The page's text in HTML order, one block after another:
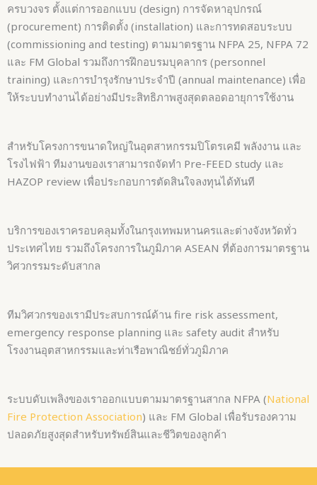
ครบวงจร ตั้งแต่การออกแบบ (design) การจัดหาอุปกรณ์
(procurement) การติดตั้ง (installation) และการทดสอบระบบ
(commissioning and testing) ตามมาตรฐาน NFPA 25, NFPA 72
และ FM Global รวมถึงการฝึกอบรมบุคลากร (personnel
training) และการบำรุงรักษาประจำปี (annual maintenance) เพื่อ
ให้ระบบทำงานได้อย่างมีประสิทธิภาพสูงสุดตลอดอายุการใช้งาน
สำหรับโครงการขนาดใหญ่ในอุตสาหกรรมปิโตรเคมี พลังงาน และ
โรงไฟฟ้า ทีมงานของเราสามารถจัดทำ Pre-FEED study และ
HAZOP review เพื่อประกอบการตัดสินใจลงทุนได้ทันที
บริการของเราครอบคลุมทั้งในกรุงเทพมหานครและต่างจังหวัดทั่ว
ประเทศไทย รวมถึงโครงการในภูมิภาค ASEAN ที่ต้องการมาตรฐาน
วิศวกรรมระดับสากล
ทีมวิศวกรของเรามีประสบการณ์ด้าน fire risk assessment,
emergency response planning และ safety audit สำหรับ
โรงงานอุตสาหกรรมและท่าเรือพาณิชย์ทั่วภูมิภาค
ระบบดับเพลิงของเราออกแบบตามมาตรฐานสากล NFPA (National
Fire Protection Association) และ FM Global เพื่อรับรองความ
ปลอดภัยสูงสุดสำหรับทรัพย์สินและชีวิตของลูกค้า